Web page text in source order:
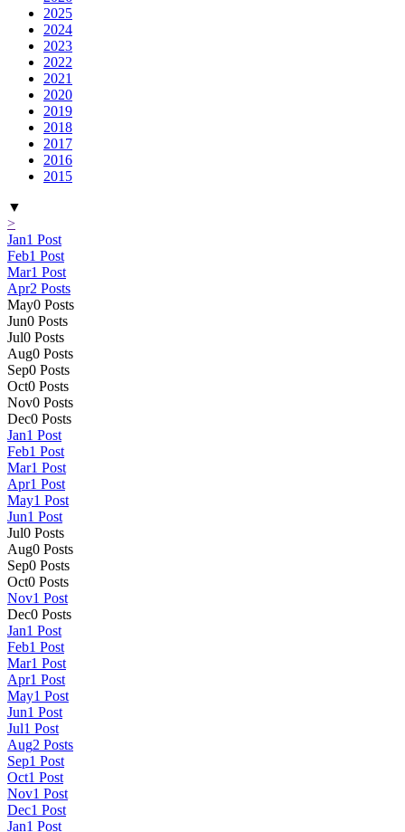
2025
2024
2023
2022
2021
2020
2019
2018
2017
2016
2015
▼
>
Jan1 Post
Feb1 Post
Mar1 Post
Apr2 Posts
May0 Posts
Jun0 Posts
Jul0 Posts
Aug0 Posts
Sep0 Posts
Oct0 Posts
Nov0 Posts
Dec0 Posts
Jan1 Post
Feb1 Post
Mar1 Post
Apr1 Post
May1 Post
Jun1 Post
Jul0 Posts
Aug0 Posts
Sep0 Posts
Oct0 Posts
Nov1 Post
Dec0 Posts
Jan1 Post
Feb1 Post
Mar1 Post
Apr1 Post
May1 Post
Jun1 Post
Jul1 Post
Aug2 Posts
Sep1 Post
Oct1 Post
Nov1 Post
Dec1 Post
Jan1 Post